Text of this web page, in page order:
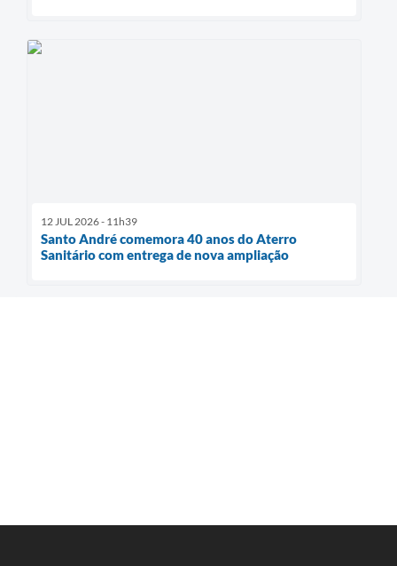
12 JUL 2026 - 11h39
Santo André comemora 40 anos do Aterro
Sanitário com entrega de nova ampliação